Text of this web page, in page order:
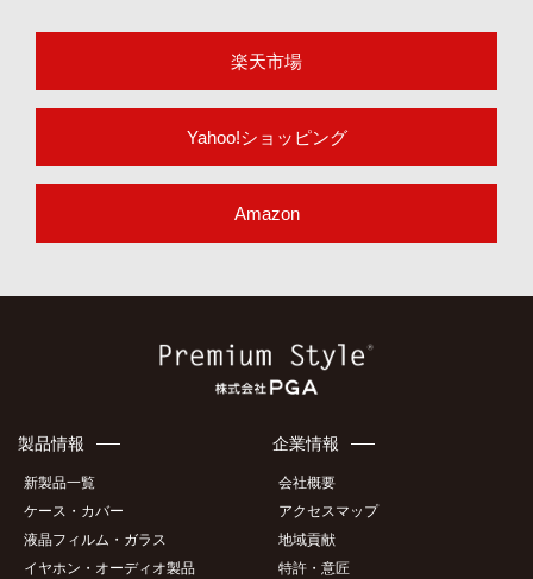
楽天市場
Yahoo!ショッピング
Amazon
製品情報
新製品一覧
ケース・カバー
液晶フィルム・ガラス
イヤホン・オーディオ製品
企業情報
会社概要
アクセスマップ
地域貢献
特許・意匠